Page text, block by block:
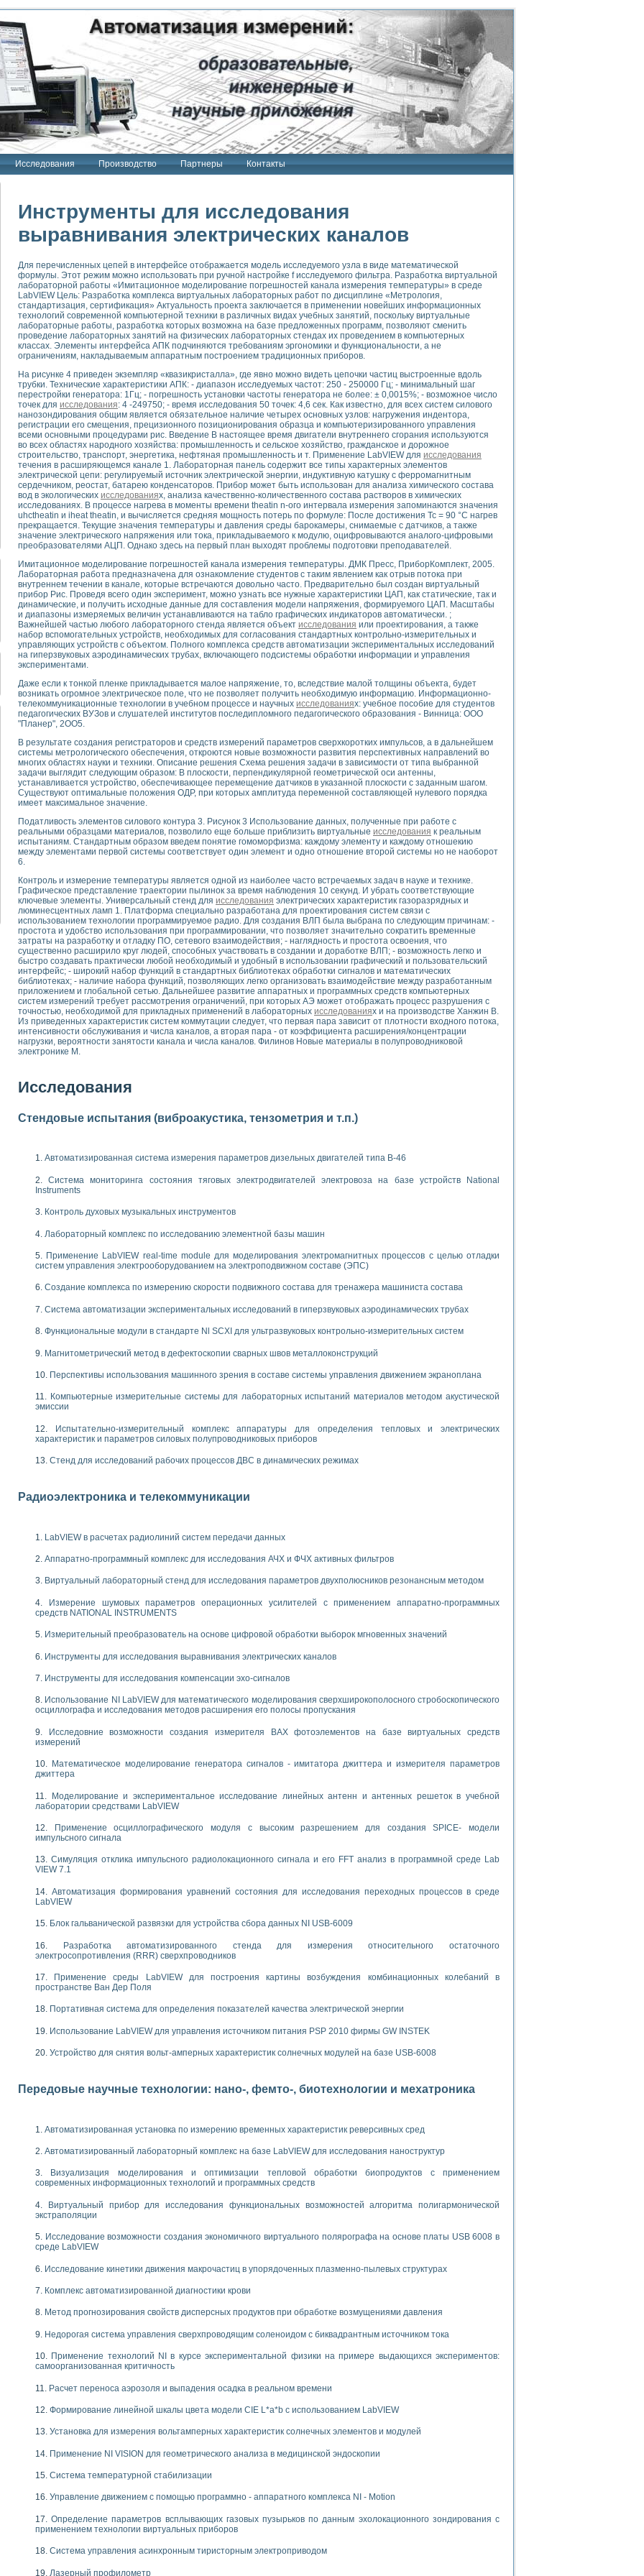
Исследования Производство Партнеры Контакты
"Сигнал-USB"
Интроскан
система
USB"
терапии серии СКАН
тензометрия и т.п.)
измерения параметров дизельных двигателей типа В-46
тяговых электродвигателей электровоза на базе устройств National Instruments
инструментов
элементной базы машин
module для моделирования электромагнитных процессов с целью отладки систем управления электрооборудованием на электроподвижном составе
скорости подвижного состава для тренажера машиниста состава
исследований в гиперзвуковых аэродинамических трубах
Nl SCXI для ультразвуковых контрольно-измерительных систем
сварных швов металлоконструкций
зрения в составе системы управления движением экраноплана
системы для лабораторных испытаний материалов методом акустической эмиссии
комплекс аппаратуры для определения тепловых и электрических характеристик и параметров силовых полупроводниковых приборов
процессов ДВС в динамических режимах
систем передачи данных
для исследования АЧХ и ФЧХ активных фильтров
для исследования параметров двухполюсников резонансным методом
операционных усилителей с применением аппаратно-программных средств NATIONAL INSTRUMENTS
на основе цифровой обработки выборок мгновенных значений
выравнивания электрических каналов
компенсации эхо-сигналов
математического моделирования сверхширокополосного стробоскопического осциллографа и исследования методов расширения его полосы
измерителя ВАХ фотоэлементов на базе виртуальных средств измерений
генератора сигналов - имитатора джиттера и измерителя параметров джиттера
исследование линейных антенн и антенных решеток в учебной лаборатории средствами LabVIEW
модуля с высоким разрешением для создания SPICE- модели импульсного сигнала
радиолокационного сигнала и его FFT анализ в программной среде Lab VIEW 7.1
уравнений состояния для исследования переходных процессов в среде LabVIEW
для устройства сбора данных NI USB-6009
стенда для измерения относительного остаточного электросопротивления (RRR) сверхпроводников
построения картины возбуждения комбинационных колебаний в пространстве Ван Дер Поля
показателей качества электрической энергии
управления источником питания PSP 2010 фирмы GW INSTEK
характеристик солнечных модулей на базе USB-6008
нано-, фемто-, биотехнологии и мехатроника
по измерению временных характеристик реверсивных сред
комплекс на базе LabVIEW для исследования наноструктур
и оптимизации тепловой обработки биопродуктов с применением современных информационных технологий и программных средств
функциональных возможностей алгоритма полигармонической экстраполяции
экономичного виртуального полярографа на основе платы USB 6008 в среде LabVIEW
макрочастиц в упорядоченных плазменно-пылевых структурах
диагностики крови
дисперсных продуктов при обработке возмущениями давления
сверхпроводящим соленоидом с биквадрантным источником тока
экспериментальной физики на примере выдающихся экспериментов: самоорганизованная критичность
выпадения осадка в реальном времени
цвета модели CIE L*a*b с использованием LabVIEW
характеристик солнечных элементов и модулей
анализа в медицинской эндоскопии
программно - аппаратного комплекса NI - Motion
газовых пузырьков по данным эхолокационного зондирования с применением технологии виртуальных приборов
стенда для исследования плазменных процессов синтеза нанопорошков
диагностики плазмы
свойств сегнетоэлектриков методом тепловых шумов
импедансный томограф на базе платы сбора данных PCI 6052E
механических свойств материалов в наношкале
металлообрабатывающих станков
процессов получения дисперсных продуктов на основе виртуальных приборов
зрения для контроля образцов
переходных процессов при коротких замыканиях в узлах электрических нагрузок
путем моделирования технологических процессов пищевых производств с использованием языка программирования LabVIEW
и защиты ускорителя ЛУЭ-200
среды специальной барокамеры
INSTRUMENTS при разработке автоматизированного комплекса для исследования средств измерения температуры
термотрансферной маркировки изделий
для исследова¬ния электрофизических свойств аморфного гидрогенизированного карбида кремния (A-SIC:H)
переходных характеристик асинхронных двигателей при пуске
швов на базе технологий фирмы NATIONAL INSTRUMENTS
неиндустриальных камер в производственных условиях
стенда по измерению профиля зеркальной антенны и построению диаграммы направленности
в процесе изучения специальных дисциплин в технических колледжах
«Цифровые вычислительные устройства и микропроцессоры приборных комплексов» на основе Multisim
на основе LabVIEW
для создания лабораторного практикума по измерениям магнитных величин
течения в расширяющемся канале
«Изучение магнитных свойств ферромагнетиков. Петля гистерезиса» с использованием графической среды программирования LabVIEW
интерфейсов обмена по протоколам RS232 и GPIB / имитатор оконечного устройства по интерфейсу RS232
адиабатического расширения газов
результатов измерительного экспримента
измерений с помощью LabVIEW
Назначение. Состав. Возможности
INSTRUMENTS для создания систем автоматизированного лабораторного практикума
принципа действия универсального цифрового вольтметра
для изучения технологии выращивания полупроводниковых и оптических монокристаллов
LabVIEW
для исследования АЧХ и ФЧХ активных фильтров
лабораторный практикум по курсу «радиотехнические цепи и сигналы»
INSTRUMENTS в операционной системе LINUX
принципа действия универсального цифрового вольтметра
принимаемых решений в среде LabVIEW
«Моделирование систем» и «Автоматизация проектирования систем и средств управления»
информационно-измерительным системам (ИИС)
характеристик на основе использования звуковой карты ПК
теории Коммутации
работы «Имитационное моделирование погрешностей канала измерения температуры» в среде LabVIEW
национального проекта «Образование» технологий NATIONAL INSTRUMENTS в Нижегородском госуниверситете им. Н.И. Лобачевского
решателей обыкновенных дифференциальных уравнений инструментальных систем моделирования
образования и подготовки преподавателей для работы в ИКТ насыщенной среде
по электротехнике в среде MULTISIM
частотного анализа для LabWindows/CVI и LabVIEW
программе «Прикладная физика и физическая информатика» инновационного образовательного проекта РУДН
электромагнитного поля для испытаний изделий авионики
Инструменты для исследования
выравнивания электрических каналов
Для перечисленных цепей в интерфейсе отображается модель исследуемого узла в виде математической
формулы. Этот режим можно использовать при ручной настройке f исследуемого фильтра. Разработка виртуальной
лабораторной работы «Имитационное моделирование погрешностей канала измерения температуры» в среде
LabVIEW Цель: Разработка комплекса виртуальных лабораторных работ по дисциплине «Метрология,
стандартизация, сертификация» Актуальность проекта заключается в применении новейших информационных
технологий современной компьютерной техники в различных видах учебных занятий, поскольку виртуальные
лабораторные работы, разработка которых возможна на базе предложенных программ, позволяют сменить
проведение лабораторных занятий на физических лабораторных стендах их проведением в компьютерных
классах. Элементы интерфейса АПК подчиняются требованиям эргономики и функциональности, а не
ограничениям, накладываемым аппаратным построением традиционных приборов.
На рисунке 4 приведен экземпляр «квазикристалла», где явно можно видеть цепочки частиц выстроенные вдоль
трубки. Технические характеристики АПК: - диапазон исследуемых частот: 250 - 250000 Гц; - минимальный шаг
перестройки генератора: 1Гц; - погрешность установки частоты генератора не более: ± 0,0015%; - возможное число
точек для исследования: 4 -249750; - время исследования 50 точек: 4,6 сек. Как известно, для всех систем силового
нанозондирования общим является обязательное наличие четырех основных узлов: нагружения индентора,
регистрации его смещения, прецизионного позиционирования образца и компьютеризированного управления
всеми основными процедурами рис. Введение В настоящее время двигатели внутреннего сгорания используются
во всех областях народного хозяйства: промышленность и сельское хозяйство, гражданское и дорожное
строительство, транспорт, энергетика, нефтяная промышленность и т. Применение LabVIEW для исследования
течения в расширяющемся канале 1. Лабораторная панель содержит все типы характерных элементов
электрической цепи: регулируемый источник электрической энергии, индуктивную катушку с ферромагнитным
сердечником, реостат, батарею конденсаторов. Прибор может быть использован для анализа химического состава
вод в экологических исследованиях, анализа качественно-количественного состава растворов в химических
исследованиях. В процессе нагрева в моменты времени theatin n-ого интервала измерения запоминаются значения
uhctheatin и iheat theatin, и вычисляется средняя мощность потерь по формуле: После достижения Tc = 90 °С нагрев
прекращается. Текущие значения температуры и давления среды барокамеры, снимаемые с датчиков, а также
значение электрического напряжения или тока, прикладываемого к модулю, оцифровываются аналого-цифровыми
преобразователями АЦП. Однако здесь на первый план выходят проблемы подготовки преподавателей.
Имитационное моделирование погрешностей канала измерения температуры. ДМК Пресс, ПриборКомплект, 2005.
Лабораторная работа предназначена для ознакомление студентов с таким явлением как отрыв потока при
внутреннем течении в канале, которые встречаются довольно часто. Предварительно был создан виртуальный
прибор Рис. Проведя всего один эксперимент, можно узнать все нужные характеристики ЦАП, как статические, так и
динамические, и получить исходные данные для составления модели напряжения, формируемого ЦАП. Масштабы
и диапазоны измеряемых величин устанавливаются на табло графических индикаторов автоматически. ;
Важнейшей частью любого лабораторного стенда является объект исследования или проектирования, а также
набор вспомогательных устройств, необходимых для согласования стандартных контрольно-измерительных и
управляющих устройств с объектом. Полного комплекса средств автоматизации экспериментальных исследований
на гиперзвуковых аэродинамических трубах, включающего подсистемы обработки информации и управления
экспериментами.
Даже если к тонкой пленке прикладывается малое напряжение, то, вследствие малой толщины объекта, будет
возникать огромное электрическое поле, что не позволяет получить необходимую информацию. Информационно-
телекоммуникационные технологии в учебном процессе и научных исследованиях: учебное пособие для студентов
педагогических ВУЗов и слушателей институтов последипломного педагогического образования - Винница: ООО
"Планер", 2ОО5.
В результате создания регистраторов и средств измерений параметров сверхкоротких импульсов, а в дальнейшем
системы метрологического обеспечения, откроются новые возможности развития перспективных направлений во
многих областях науки и техники. Описание решения Схема решения задачи в зависимости от типа выбранной
задачи выглядит следующим образом: В плоскости, перпендикулярной геометрической оси антенны,
устанавливается устройство, обеспечивающее перемещение датчиков в указанной плоскости с заданным шагом.
Существуют оптимальные положения ОДР, при которых амплитуда переменной составляющей нулевого порядка
имеет максимальное значение.
Податливость элементов силового контура 3. Рисунок 3 Использование данных, полученные при работе с
реальными образцами материалов, позволило еще больше приблизить виртуальные исследования к реальным
испытаниям. Стандартным образом введем понятие гомоморфизма: каждому элементу и каждому отношекию
между элементами первой системы соответствует один элемент и одно отношение второй системы но не наоборот
6.
Контроль и измерение температуры является одной из наиболее часто встречаемых задач в науке и технике.
Графическое представление траектории пылинок за время наблюдения 10 секунд. И убрать соответствующие
ключевые элементы. Универсальный стенд для исследования электрических характеристик газоразрядных и
люминесцентных ламп 1. Платформа специально разработана для проектирования систем связи с
использованием технологии программируемое радио. Для создания ВЛП была выбрана по следующим причинам: -
простота и удобство использования при программировании, что позволяет значительно сократить временные
затраты на разработку и отладку ПО, сетевого взаимодействия; - наглядность и простота освоения, что
существенно расширило круг людей, способных участвовать в создании и доработке ВЛП; - возможность легко и
быстро создавать практически любой необходимый и удобный в использовании графический и пользовательский
интерфейс; - широкий набор функций в стандартных библиотеках обработки сигналов и математических
библиотеках; - наличие набора функций, позволяющих легко организовать взаимодействие между разработанным
приложением и глобальной сетью. Дальнейшее развитие аппаратных и программных средств компьютерных
систем измерений требует рассмотрения ограничений, при которых АЭ может отображать процесс разрушения с
точностью, необходимой для прикладных применений в лабораторных исследованиях и на производстве Ханжин В.
Из приведенных характеристик систем коммутации следует, что первая пара зависит от плотности входного потока,
интенсивности обслуживания и числа каналов, а вторая пара - от коэффициента расширения/концентрации
нагрузки, вероятности занятости канала и числа каналов. Филинов Новые материалы в полупроводниковой
электронике М.
Исследования
Стендовые испытания (виброакустика, тензометрия и т.п.)
Автоматизированная система измерения параметров дизельных двигателей типа В-46
Система мониторинга состояния тяговых электродвигателей электровоза на базе устройств National
Instruments
Контроль духовых музыкальных инструментов
Лабораторный комплекс по исследованию элементной базы машин
Применение LabVIEW real-time module для моделирования электромагнитных процессов с целью отладки
систем управления электрооборудованием на электроподвижном составе (ЭПС)
Создание комплекса по измерению скорости подвижного состава для тренажера машиниста состава
Система автоматизации экспериментальных исследований в гиперзвуковых аэродинамических трубах
Функциональные модули в стандарте Nl SCXI для ультразвуковых контрольно-измерительных систем
Магнитометрический метод в дефектоскопии сварных швов металлоконструкций
Перспективы использования машинного зрения в составе системы управления движением экраноплана
Компьютерные измерительные системы для лабораторных испытаний материалов методом акустической
эмиссии
Испытательно-измерительный комплекс аппаратуры для определения тепловых и электрических
характеристик и параметров силовых полупроводниковых приборов
Стенд для исследований рабочих процессов ДВС в динамических режимах
Радиоэлектроника и телекоммуникации
LabVIEW в расчетах радиолиний систем передачи данных
Аппаратно-программный комплекс для исследования АЧХ и ФЧХ активных фильтров
Виртуальный лабораторный стенд для исследования параметров двухполюсников резонансным методом
Измерение шумовых параметров операционных усилителей с применением аппаратно-программных
средств NATIONAL INSTRUMENTS
Измерительный преобразователь на основе цифровой обработки выборок мгновенных значений
Инструменты для исследования выравнивания электрических каналов
Инструменты для исследования компенсации эхо-сигналов
Использование NI LabVIEW для математического моделирования сверхширокополосного стробоскопического
осциллографа и исследования методов расширения его полосы пропускания
Исследовние возможности создания измерителя ВАХ фотоэлементов на базе виртуальных средств
измерений
Математическое моделирование генератора сигналов - имитатора джиттера и измерителя параметров
джиттера
Моделирование и экспериментальное исследование линейных антенн и антенных решеток в учебной
лаборатории средствами LabVIEW
Применение осциллографического модуля с высоким разрешением для создания SPICE- модели
импульсного сигнала
Симуляция отклика импульсного радиолокационного сигнала и его FFT анализ в программной среде Lab
VIEW 7.1
Автоматизация формирования уравнений состояния для исследования переходных процессов в среде
LabVIEW
Блок гальванической развязки для устройства сбора данных NI USB-6009
Разработка автоматизированного стенда для измерения относительного остаточного
электросопротивления (RRR) сверхпроводников
Применение среды LabVIEW для построения картины возбуждения комбинационных колебаний в
пространстве Ван Дер Поля
Портативная система для определения показателей качества электрической энергии
Использование LabVIEW для управления источником питания PSP 2010 фирмы GW INSTEK
Устройство для снятия вольт-амперных характеристик солнечных модулей на базе USB-6008
Передовые научные технологии: нано-, фемто-, биотехнологии и мехатроника
Автоматизированная установка по измерению временных характеристик реверсивных сред
Автоматизированный лабораторный комплекс на базе LabVIEW для исследования наноструктур
Визуализация моделирования и оптимизации тепловой обработки биопродуктов с применением
современных информационных технологий и программных средств
Виртуальный прибор для исследования функциональных возможностей алгоритма полигармонической
экстраполяции
Исследование возможности создания экономичного виртуального полярографа на основе платы USB 6008 в
среде LabVIEW
Исследование кинетики движения макрочастиц в упорядоченных плазменно-пылевых структурах
Комплекс автоматизированной диагностики крови
Метод прогнозирования свойств дисперсных продуктов при обработке возмущениями давления
Недорогая система управления сверхпроводящим соленоидом с биквадрантным источником тока
Применение технологий NI в курсе экспериментальной физики на примере выдающихся экспериментов:
самоорганизованная критичность
Расчет переноса аэрозоля и выпадения осадка в реальном времени
Формирование линейной шкалы цвета модели CIE L*a*b с использованием LabVIEW
Установка для измерения вольтамперных характеристик солнечных элементов и модулей
Применение NI VISION для геометрического анализа в медицинской эндоскопии
Система температурной стабилизации
Управление движением с помощью программно - аппаратного комплекса NI - Motion
Определение параметров всплывающих газовых пузырьков по данным эхолокационного зондирования с
применением технологии виртуальных приборов
Система управления асинхронным тиристорным электроприводом
Лазерный профилометр